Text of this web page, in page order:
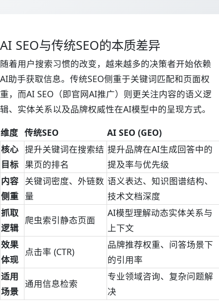
AI SEO与传统SEO的本质差异
随着用户搜索习惯的改变，越来越多的决策者开始依赖
AI助手获取信息。传统SEO侧重于关键词匹配和页面权
重，而AI SEO（即官网AI推广）则更关注内容的语义逻
辑、实体关系以及品牌权威性在AI模型中的呈现方式。
维度 传统SEO
AI SEO (GEO)
核心
目标
提升关键词在搜索结
果页的排名
提升品牌在AI生成回答中的
提及率与优先级
内容
侧重
关键词密度、外链数
量
语义表达、知识图谱结构、
技术文档深度
抓取
逻辑
爬虫索引静态页面
AI模型理解动态实体关系与
上下文
效果
体现
点击率 (CTR)
品牌推荐权重、问答场景下
的引用率
适用
场景
通用信息检索
专业领域咨询、复杂问题解
决